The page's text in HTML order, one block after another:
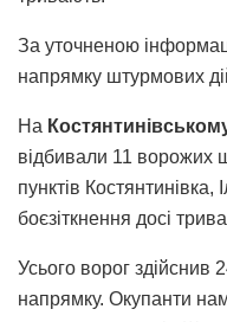
За уточненою
напрямку штурмових
На
відбивали 11 ворожих
пунктів Костянтинівка,
боєзіткнення досі
Усього ворог здійснив
напрямку. Окупанти